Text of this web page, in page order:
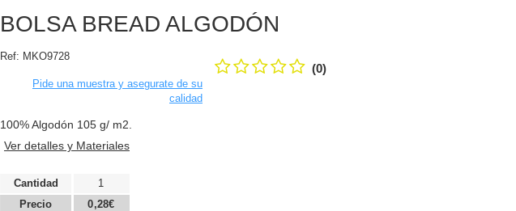
BOLSA BREAD ALGODÓN
Ref: MKO9728
(0)
Pide una muestra y asegurate de su
calidad
100% Algodón 105 g/ m2.
Ver detalles y Materiales
Cantidad
Precio
1
0,28€